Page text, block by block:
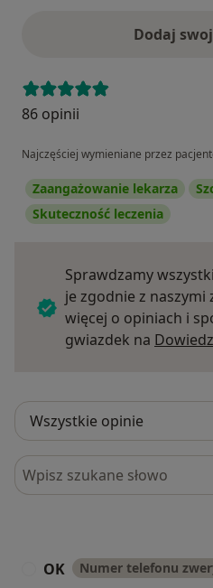
Dodaj
86 opinii
Najczęściej wymieniane przez
Zaangażowanie lekarza
Skuteczność leczenia
Sprawdzamy
je zgodnie z naszymi
więcej o opiniach i
gwiazdek na
Szukaj w opiniach
OK Numer telefonu